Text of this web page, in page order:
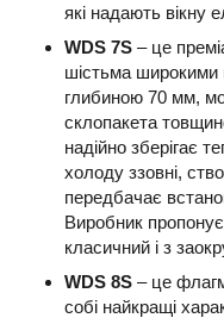
які надають вікну
WDS 7S – це
шістьма широкими
глибиною 70 мм,
склопакета
надійно зберігає
холоду ззовні,
передбачає
Виробник
класичний і з
WDS 8S – це
собі найкращі